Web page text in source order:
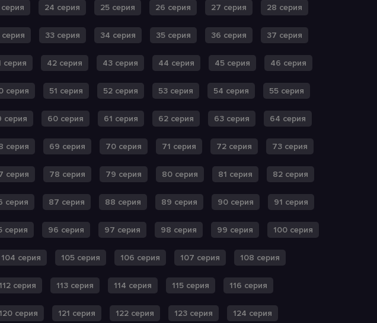
24 серия 25 серия 26 серия 27 серия 28 серия
серия 33 серия 34 серия 35 серия 36 серия 37 серия
серия 42 серия 43 серия 44 серия 45 серия 46 серия
серия 51 серия 52 серия 53 серия 54 серия 55 серия
серия 60 серия 61 серия 62 серия 63 серия 64 серия
серия 69 серия 70 серия 71 серия 72 серия 73 серия
серия 78 серия 79 серия 80 серия 81 серия 82 серия
серия 87 серия 88 серия 89 серия 90 серия 91 серия
серия 96 серия 97 серия 98 серия 99 серия 100 серия
104 серия 105 серия 106 серия 107 серия 108 серия
112 серия 113 серия 114 серия 115 серия 116 серия
120 серия 121 серия 122 серия 123 серия 124 серия